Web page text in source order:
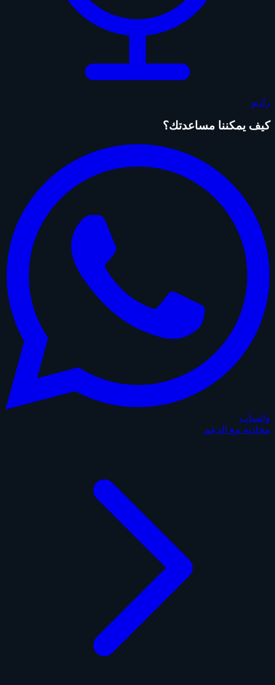
راديو
كيف يمكننا مساعدتك؟
واتساب
محادثة مع الدعم